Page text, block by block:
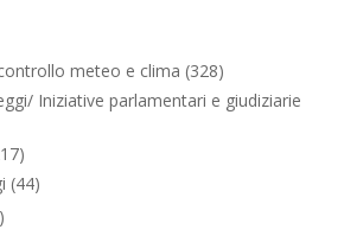
meteo e clima (328)
Iniziative parlamentari e giudiziarie
(44)